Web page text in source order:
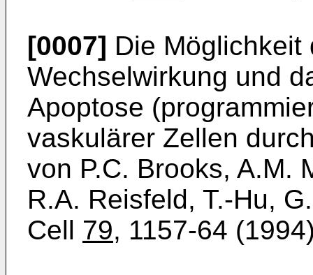
[0007] Die
Wechselwirkung und
Apoptose
vaskulärer Zellen
von P.C. Brooks, A.M.
R.A. Reisfeld, T.-Hu,
Cell 79, 1157-64